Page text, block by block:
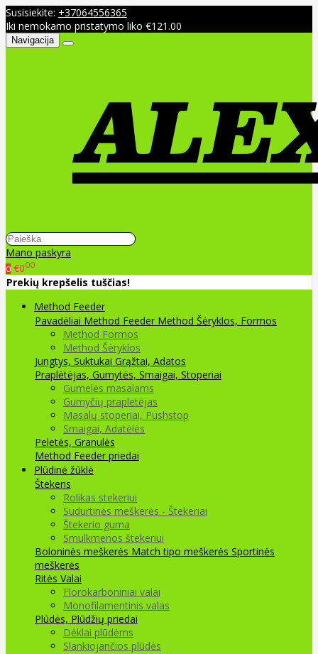
Susisiekite: +37064556365
Iki nemokamo pristatymo liko €121.00
Navigacija
Mano paskyra
0 €000
Prekių krepšelis tuščias!
Method Feeder
Pavadėliai Method Feeder Method Šėryklos, Formos
Method Formos
Method Šėryklos
Jungtys, Suktukai Grąžtai, Adatos
Praplėtėjas, Gumytės, Smaigai, Stoperiai
Gumelės masalams
Gumyčių prapletėjas
Masalų stoperiai, Pushstop
Smaigai, Adatėlės
Peletės, Granulės
Method Feeder priedai
Plūdinė žūklė
Štekeris
Rolikas stekeriui
Sudurtinės meškerės - Štekeriai
Štekerio guma
Smulkmenos štekeriui
Boloninės meškerės Match tipo meškerės Sportinės
meškerės
Ritės Valai
Florokarboniniai valai
Monofilamentinis valas
Plūdės, Plūdžių priedai
Dėklai plūdėms
Slankiojančios plūdės